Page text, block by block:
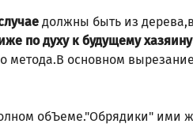
должны быть из дерева,в
по духу к будущему
метода.В основном
обЪеме."Обрядики" ими